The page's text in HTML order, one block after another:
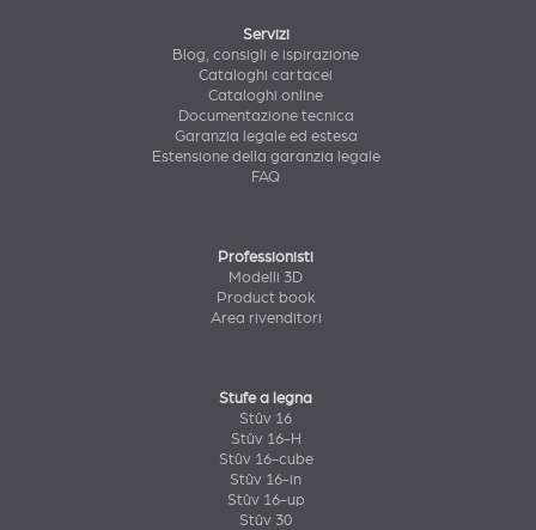
Servizi
Blog, consigli e ispirazione
Cataloghi cartacei
Cataloghi online
Documentazione tecnica
Garanzia legale ed estesa
Estensione della garanzia legale
FAQ
Professionisti
Modelli 3D
Product book
Area rivenditori
Stufe a legna
Stûv 16
Stûv 16-H
Stûv 16-cube
Stûv 16-in
Stûv 16-up
Stûv 30